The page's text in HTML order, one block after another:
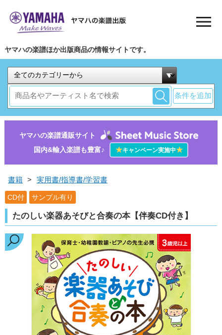
ヤマハの楽譜ほか出版商品の情報サイトです。
条件を追加
ヤマハの楽譜通販サイト
国内&輸入楽譜も豊富♪
★キャンペーン実施中★
書籍 > 実用書/指導書/学習書
CD付 サンプル有り
たのしい楽器あそびと合奏の本【伴奏CD付き】